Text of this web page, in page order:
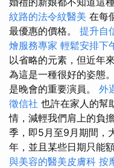
紋路的法令紋醫美 在每
最優惠的價格。 提升自
燴服務專家 輕鬆安排下
以省略的元素，但近年
為這是一種很好的姿態
是晚會的重要演員。 外
徵信社 也許在家人的幫
情，減輕我們肩上的負
季，即5月至9月期間，
年，並且某些日期只能
與美容的醫美皮膚科 按